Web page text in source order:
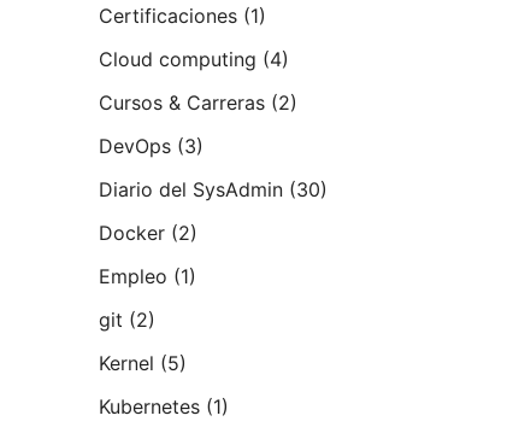
Certificaciones(1)
Cloud computing (4)
Cursos & Carreras(2)
DevOps(3)
Diario del SysAdmin(30)
Docker(2)
Empleo (1)
git (2)
Kernel (5)
Kubernetes(1)